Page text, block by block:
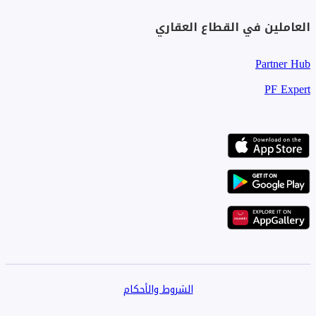
العاملين في القطاع العقاري
Partner Hub
PF Expert
الشروط والأحكام